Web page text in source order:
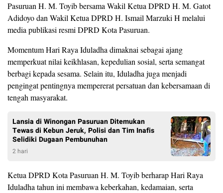
Pasuruan H. M. Toyib bersama Wakil Ketua DPRD H. M. Gatot
Adidoyo dan Wakil Ketua DPRD H. Ismail Marzuki H melalui
media publikasi resmi DPRD Kota Pasuruan.
Momentum Hari Raya Iduladha dimaknai sebagai ajang
memperkuat nilai keikhlasan, kepedulian sosial, serta semangat
berbagi kepada sesama. Selain itu, Iduladha juga menjadi
pengingat pentingnya mempererat persatuan dan kebersamaan di
tengah masyarakat.
Lansia di Winongan Pasuruan Ditemukan
Tewas di Kebun Jeruk, Polisi dan Tim Inafis
Selidiki Dugaan Pembunuhan
2 hari
Ketua DPRD Kota Pasuruan H. M. Toyib berharap Hari Raya
Iduladha tahun ini membawa keberkahan, kedamaian, serta